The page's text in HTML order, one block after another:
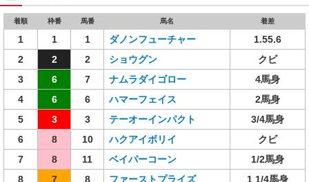
着順 枠番 馬番 馬名 着差
1 1 1 ダノンフューチャー
1.55.6
2
2 2 ショウグン
クビ
3
6 7 ナムラダイゴロー
4馬身
4
6 6 ハマーフェイス
2馬身
5
3 3 テーオーインパクト
3/4馬身
6
8 10 ハクアイボリイ
クビ
7
8 11 ベイパーコーン
1/2馬身
8
7 8 ファーストプライズ
1 1/4馬身